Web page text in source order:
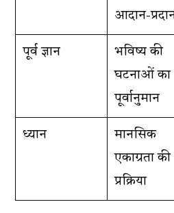
आदान-
पूर्व ज्ञान
भविष्य की
घटनाओं का
पूर्वानुमान
ध्यान
मानसिक
एकाग्रता की
प्रक्रिया